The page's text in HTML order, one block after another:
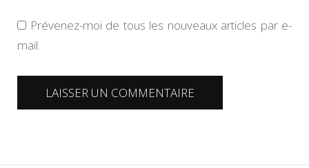
Prévenez-moi de tous les nouveaux articles par e-
mail.